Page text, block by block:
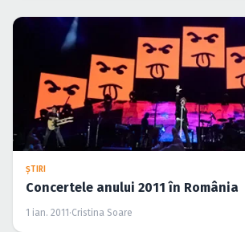
ŞTIRI
Concertele anului 2011 în România
1 ian. 2011·Cristina Soare